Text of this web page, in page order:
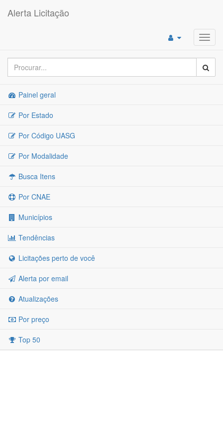
Alerta Licitação
Painel geral
Por Estado
Por Código UASG
Por Modalidade
Busca Itens
Por CNAE
Municípios
Tendências
Licitações perto de você
Alerta por email
Atualizações
Por preço
Top 50